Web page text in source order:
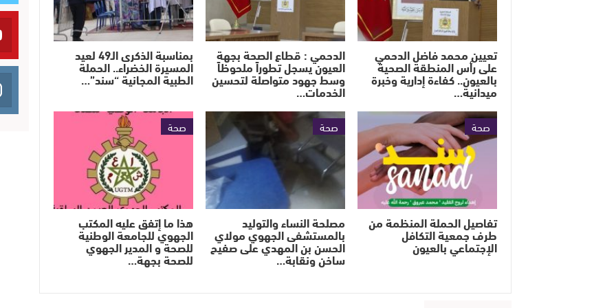
تعيين محمد فاضل الدحمي
على رأس المنطقة الصحية
بالعيون.. كفاءة إدارية وخبرة
ميدانية…
الدحمي : قطاع الصحة بجهة
العيون يسجل تطوراً ملحوظاً
وسط جهود متواصلة لتحسين
الخدمات…
بمناسبة الذكرى الـ49 لعيد
المسيرة الخضراء.. الحملة
الطبية المجانية “سند”…
صحة
تفاصيل الحملة المنظمة من
طرف جمعية التكافل
الإجتماعي بالعيون
صحة
مصلحة النساء والتوليد
بالمستشفى الجهوي مولاي
الحسن بن المهدي على صفيح
ساخن ونقابة…
صحة
هذا ما إتفق عليه المكتب
الجهوي للجامعة الوطنية
للصحة و المدير الجهوي
للصحة بجهة…